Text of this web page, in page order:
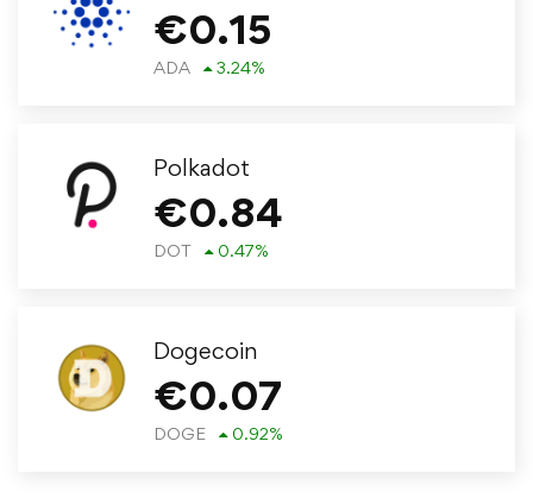
€0.15
ADA 3.24%
Polkadot
€0.84
DOT 0.47%
Dogecoin
€0.07
DOGE 0.92%